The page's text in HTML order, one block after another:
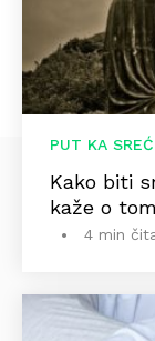
PUT KA
Kako biti
kaže o
4 min